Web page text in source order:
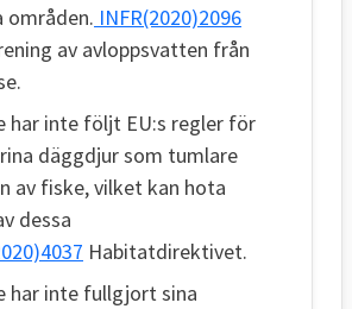
områden. INFR(2020)2096
av avloppsvatten från
har inte följt EU:s regler för
däggdjur som tumlare
av fiske, vilket kan hota
dessa
Habitatdirektivet.
har inte fullgjort sina